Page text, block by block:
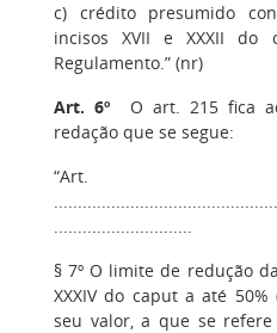
c) crédito presumido
incisos XVII e XXXII
Regulamento.” (nr)
Art. 6º O art. 215 fica
redação que se segue:
“Art.
.............................
§ 7º O limite de redução
XXXIV do caput a até
seu valor, a que se